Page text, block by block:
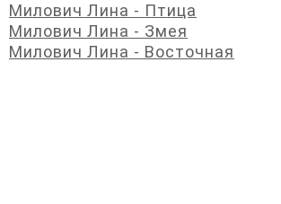
Милович Лина - Птица
Милович Лина - Змея
Милович Лина - Восточная